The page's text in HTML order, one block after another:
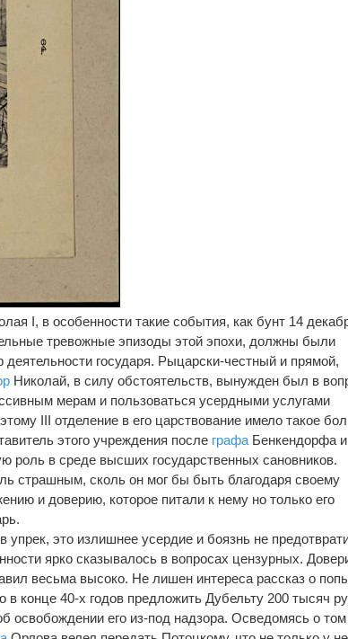
I, в особенности такие события, как бунт 14
тревожные эпизоды этой эпохи, должны были
деятельности государя. Рыцарски-честный и прямой,
Николай, в силу обстоятельств, вынужден был в
мерам и пользоваться усердными услугами
III отделение в его царствование имело такое
этого учреждения после графа Бенкендорфа и
роль в среде высших государственных сановников.
страшным, сколь он мог бы быть благодаря своему
и доверию, которое питали к нему но только его
это излишнее усердие и боязнь не
ярко сказывалось в вопросах цензурных.
весьма высоко. Не лишен интереса рассказ о
в конце 40-х годов предложить Дубельту 200 тысяч
освобождении его из-под надзора. Осведомясь о том